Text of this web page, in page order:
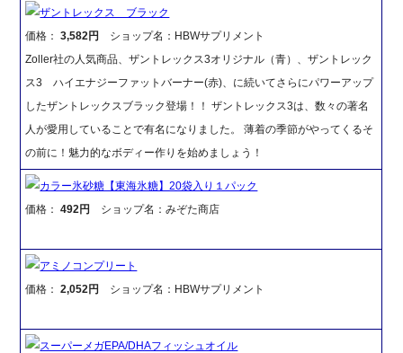
ザントレックス ブラック
価格：3,582円
ショップ名：HBWサプリメント
Zoller社の人気商品、ザントレックス3オリジナル（青）、ザントレック
ス3 ハイエナジーファットバーナー(赤)、に続いてさらにパワーアップ
したザントレックスブラック登場！！ ザントレックス3は、数々の著名
人が愛用していることで有名になりました。 薄着の季節がやってくるそ
の前に！魅力的なボディー作りを始めましょう！
カラー氷砂糖【東海氷糖】20袋入り１パック
価格：492円 ショップ名：みぞた商店
アミノコンプリート
価格：2,052円 ショップ名：HBWサプリメント
スーパーメガEPA/DHAフィッシュオイル